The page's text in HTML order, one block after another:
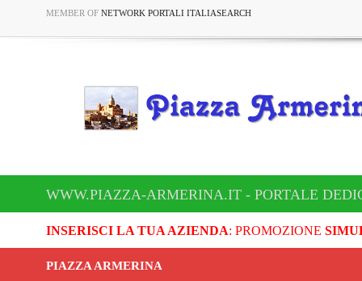
MEMBER OF NETWORK PORTALI ITALIASEARCH
WWW.PIAZZA-ARMERINA.IT - PORTALE
INSERISCI LA TUA AZIENDA: PROMOZIONE
PIAZZA ARMERINA